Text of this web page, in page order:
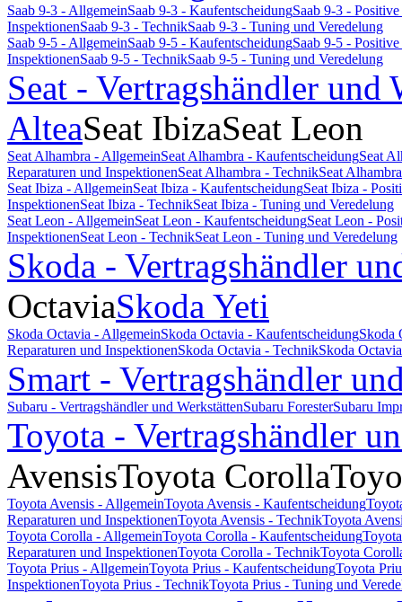
Saab 9-3 - AllgemeinSaab 9-3 - KaufentscheidungSaab 9-3 -
InspektionenSaab 9-3 - TechnikSaab 9-3 - Tuning und Veredelung
Saab 9-5 - AllgemeinSaab 9-5 - KaufentscheidungSaab 9-5 -
InspektionenSaab 9-5 - TechnikSaab 9-5 - Tuning und Veredelung
Seat - Vertragshändler und
AlteaSeat IbizaSeat Leon
Seat Alhambra - AllgemeinSeat Alhambra - KaufentscheidungSeat
Reparaturen und InspektionenSeat Alhambra - TechnikSeat
Seat Ibiza - AllgemeinSeat Ibiza - KaufentscheidungSeat Ibiza -
InspektionenSeat Ibiza - TechnikSeat Ibiza - Tuning und Veredelung
Seat Leon - AllgemeinSeat Leon - KaufentscheidungSeat Leon -
InspektionenSeat Leon - TechnikSeat Leon - Tuning und Veredelung
Skoda - Vertragshändler
OctaviaSkoda Yeti
Skoda Octavia - AllgemeinSkoda Octavia - KaufentscheidungSkoda
Reparaturen und InspektionenSkoda Octavia - TechnikSkoda
Smart - Vertragshändler
Subaru - Vertragshändler und WerkstättenSubaru ForesterSubaru
Toyota - Vertragshändler
AvensisToyota Corolla
Toyota Avensis - AllgemeinToyota Avensis - Kaufentscheidung
Reparaturen und InspektionenToyota Avensis - TechnikToyota
Toyota Corolla - AllgemeinToyota Corolla - Kaufentscheidung
Reparaturen und InspektionenToyota Corolla - TechnikToyota
Toyota Prius - AllgemeinToyota Prius - KaufentscheidungToyota
InspektionenToyota Prius - TechnikToyota Prius - Tuning und